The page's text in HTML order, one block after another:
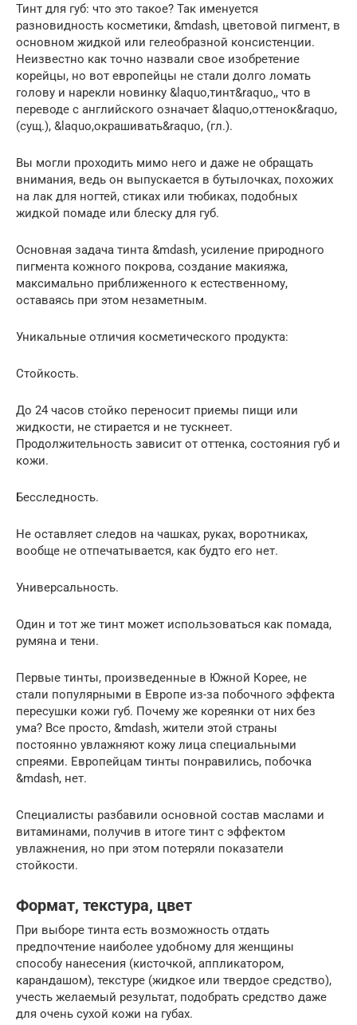
Тинт для губ: что это такое? Так именуется
разновидность косметики, &mdash, цветовой пигмент, в
основном жидкой или гелеобразной консистенции.
Неизвестно как точно назвали свое изобретение
корейцы, но вот европейцы не стали долго ломать
голову и нарекли новинку &laquo,тинт&raquo,, что в
переводе с английского означает &laquo,оттенок&raquo,
(сущ.), &laquo,окрашивать&raquo, (гл.).
Вы могли проходить мимо него и даже не обращать
внимания, ведь он выпускается в бутылочках, похожих
на лак для ногтей, стиках или тюбиках, подобных
жидкой помаде или блеску для губ.
Основная задача тинта &mdash, усиление природного
пигмента кожного покрова, создание макияжа,
максимально приближенного к естественному,
оставаясь при этом незаметным.
Уникальные отличия косметического продукта:
Стойкость.
До 24 часов стойко переносит приемы пищи или
жидкости, не стирается и не тускнеет.
Продолжительность зависит от оттенка, состояния губ и
кожи.
Бесследность.
Не оставляет следов на чашках, руках, воротниках,
вообще не отпечатывается, как будто его нет.
Универсальность.
Один и тот же тинт может использоваться как помада,
румяна и тени.
Первые тинты, произведенные в Южной Корее, не
стали популярными в Европе из-за побочного эффекта
пересушки кожи губ. Почему же кореянки от них без
ума? Все просто, &mdash, жители этой страны
постоянно увлажняют кожу лица специальными
спреями. Европейцам тинты понравились, побочка
&mdash, нет.
Специалисты разбавили основной состав маслами и
витаминами, получив в итоге тинт с эффектом
увлажнения, но при этом потеряли показатели
стойкости.
Формат, текстура, цвет
При выборе тинта есть возможность отдать
предпочтение наиболее удобному для женщины
способу нанесения (кисточкой, аппликатором,
карандашом), текстуре (жидкое или твердое средство),
учесть желаемый результат, подобрать средство даже
для очень сухой кожи на губах.